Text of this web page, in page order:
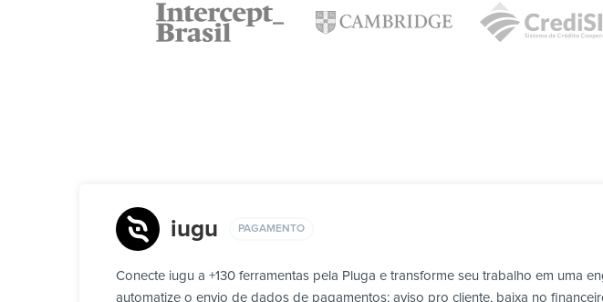
iugu PAGAMENTO
Conecte iugu a +130 ferramentas pela Pluga e transforme seu trabalho em uma
automatize o envio de dados de pagamentos: aviso pro cliente, baixa no